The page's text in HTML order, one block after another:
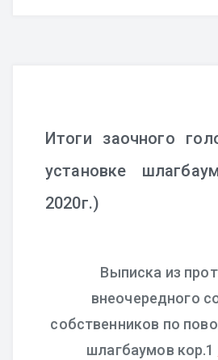
Итоги заочного
установке
2020г.)
Выписка из
внеочередного
собственников по
шлагбаумов кор.1